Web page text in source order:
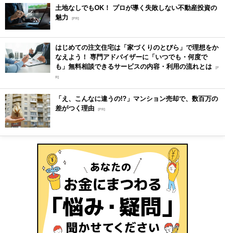
土地なしでもOK！ プロが導く失敗しない不動産投資の
魅力
[PR]
はじめての注文住宅は「家づくりのとびら」で理想をか
なえよう！ 専門アドバイザーに「いつでも・何度で
も」無料相談できるサービスの内容・利用の流れとは [P
R]
「え、こんなに違うの!?」マンション売却で、数百万の
差がつく理由 [PR]